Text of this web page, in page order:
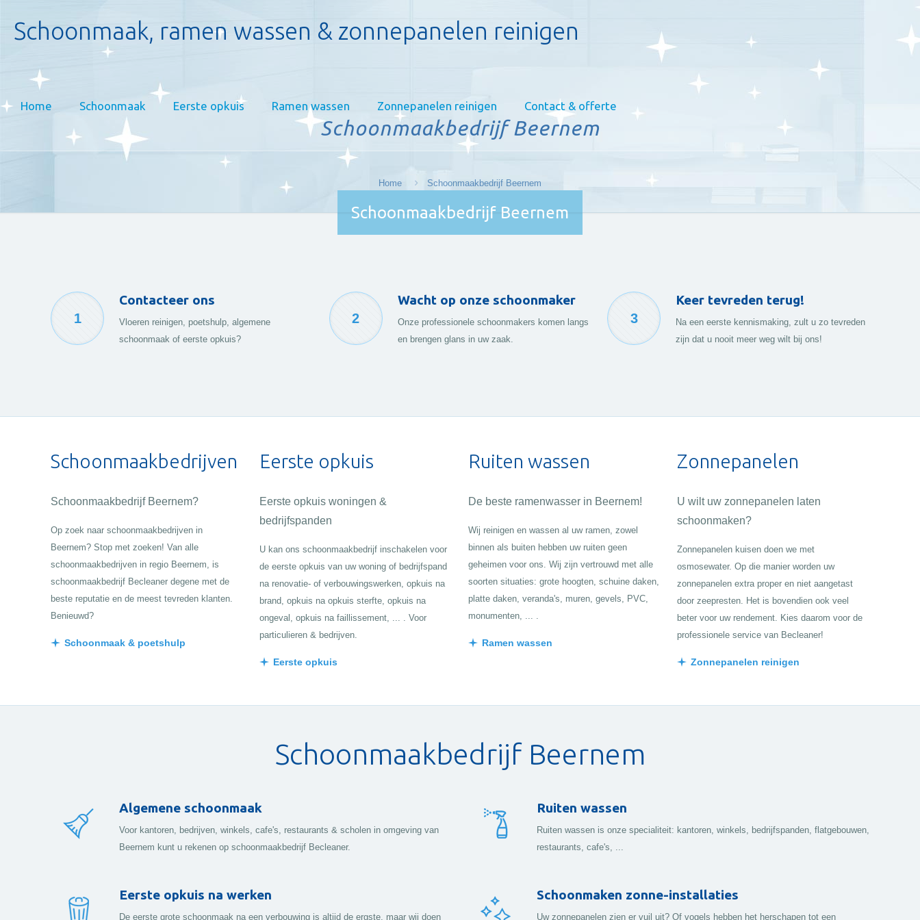
Schoonmaak, ramen wassen & zonnepanelen reinigen
Home Schoonmaak Eerste opkuis Ramen wassen Zonnepanelen reinigen Contact & offerte
Schoonmaakbedrijf Beernem
Home Schoonmaakbedrijf Beernem
Schoonmaakbedrijf Beernem
1
Contacteer ons
Vloeren reinigen, poetshulp, algemene
schoonmaak of eerste opkuis?
2
Wacht op onze schoonmaker
Onze professionele schoonmakers komen langs
en brengen glans in uw zaak.
3
Keer tevreden terug!
Na een eerste kennismaking, zult u zo tevreden
zijn dat u nooit meer weg wilt bij ons!
Schoonmaakbedrijven
Schoonmaakbedrijf Beernem?
Op zoek naar schoonmaakbedrijven in
Beernem? Stop met zoeken! Van alle
schoonmaakbedrijven in regio Beernem, is
schoonmaakbedrijf Becleaner degene met de
beste reputatie en de meest tevreden klanten.
Benieuwd?
Schoonmaak & poetshulp
Eerste opkuis
Eerste opkuis woningen &
bedrijfspanden
U kan ons schoonmaakbedrijf inschakelen voor
de eerste opkuis van uw woning of bedrijfspand
na renovatie- of verbouwingswerken, opkuis na
brand, opkuis na opkuis sterfte, opkuis na
ongeval, opkuis na faillissement, ... . Voor
particulieren & bedrijven.
Eerste opkuis
Ruiten wassen
De beste ramenwasser in Beernem!
Wij reinigen en wassen al uw ramen, zowel
binnen als buiten hebben uw ruiten geen
geheimen voor ons. Wij zijn vertrouwd met alle
soorten situaties: grote hoogten, schuine daken,
platte daken, veranda's, muren, gevels, PVC,
monumenten, ... .
Ramen wassen
Zonnepanelen
U wilt uw zonnepanelen laten
schoonmaken?
Zonnepanelen kuisen doen we met
osmosewater. Op die manier worden uw
zonnepanelen extra proper en niet aangetast
door zeepresten. Het is bovendien ook veel
beter voor uw rendement. Kies daarom voor de
professionele service van Becleaner!
Zonnepanelen reinigen
Schoonmaakbedrijf Beernem
Algemene schoonmaak
Voor kantoren, bedrijven, winkels, cafe's, restaurants & scholen in omgeving van
Beernem kunt u rekenen op schoonmaakbedrijf Becleaner.
Ruiten wassen
Ruiten wassen is onze specialiteit: kantoren, winkels, bedrijfspanden, flatgebouwen,
restaurants, cafe's, ...
Eerste opkuis na werken
De eerste grote schoonmaak na een verbouwing is altijd de ergste, maar wij doen
Schoonmaken zonne-installaties
Uw zonnepanelen zien er vuil uit? Of vogels hebben het herschapen tot een